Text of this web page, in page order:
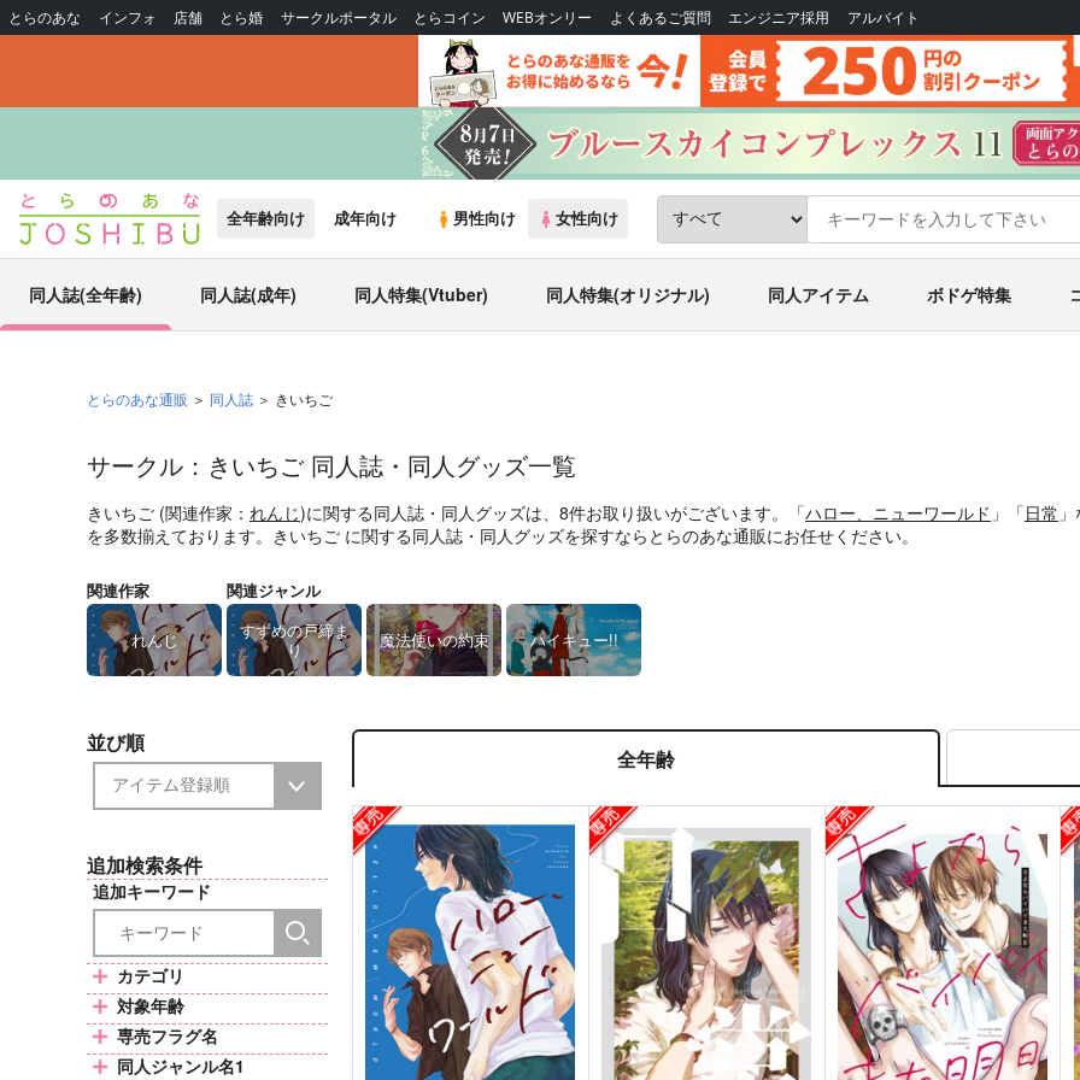
とらのあな インフォ 店舗 とら婚 サークルポータル とらコイン WEBオンリー よくあるご質問 エンジニア採用 アルバイト
全年齢向け 成年向け 男性向け 女性向け
同人誌(全年齢) 同人誌(成年) 同人特集(Vtuber) 同人特集(オリジナル) 同人アイテム ボドゲ特集
とらのあな通販 同人誌 きいちご
サークル：きいちご 同人誌・同人グッズ一覧
きいちご (関連作家： れんじ)に関する同人誌・同人グッズは、8件お取り扱いがございます。「ハロー、ニューワールド 」「日常
を多数揃えております。きいちご に関する同人誌・同人グッズを探すならとらのあな通販にお任せください。
関連作家
れんじ
関連ジャンル
すずめの戸締ま
り
魔法使いの約束 ハイキュー!!
並び順
追加検索条件
追加キーワード
カテゴリ
対象年齢
専売フラグ名
同人ジャンル名1
全年齢